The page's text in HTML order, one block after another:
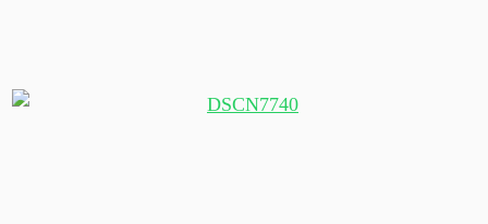
"Junger" Kauribaum